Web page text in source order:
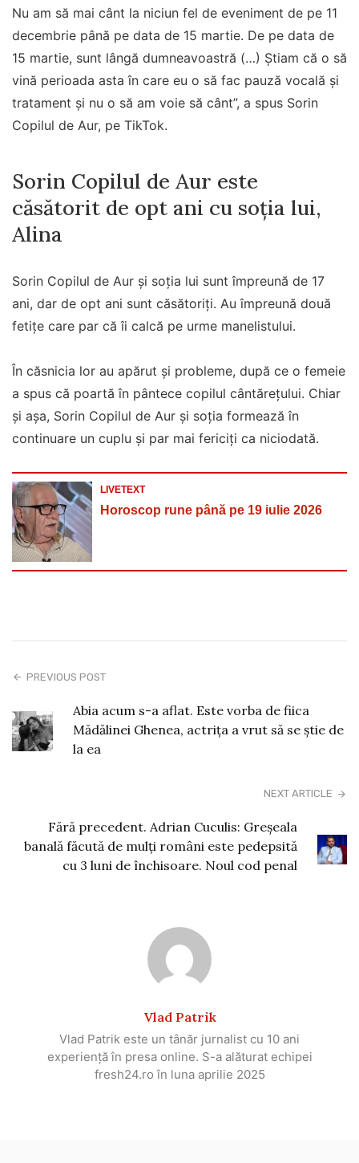
Nu am să mai cânt la niciun fel de eveniment de pe 11
decembrie până pe data de 15 martie. De pe data de
15 martie, sunt lângă dumneavoastră (…) Știam că o să
vină perioada asta în care eu o să fac pauză vocală și
tratament și nu o să am voie să cânt”, a spus Sorin
Copilul de Aur, pe TikTok.
Sorin Copilul de Aur este
căsătorit de opt ani cu soția lui,
Alina
Sorin Copilul de Aur și soția lui sunt împreună de 17
ani, dar de opt ani sunt căsătoriți. Au împreună două
fetițe care par că îi calcă pe urme manelistului.
În căsnicia lor au apărut și probleme, după ce o femeie
a spus că poartă în pântece copilul cântărețului. Chiar
și așa, Sorin Copilul de Aur și soția formează în
continuare un cuplu și par mai fericiți ca niciodată.
LIVETEXT
Horoscop rune până pe 19 iulie 2026
PREVIOUS POST
Abia acum s-a aflat. Este vorba de fiica
Mădălinei Ghenea, actrița a vrut să se știe de
la ea
NEXT ARTICLE
Fără precedent. Adrian Cuculis: Greșeala
banală făcută de mulți români este pedepsită
cu 3 luni de închisoare. Noul cod penal
Vlad Patrik
Vlad Patrik este un tânăr jurnalist cu 10 ani
experiență în presa online. S-a alăturat echipei
fresh24.ro în luna aprilie 2025